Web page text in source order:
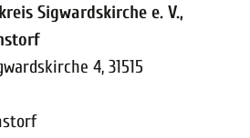
Sigwardskirche e. V.,
4, 31515